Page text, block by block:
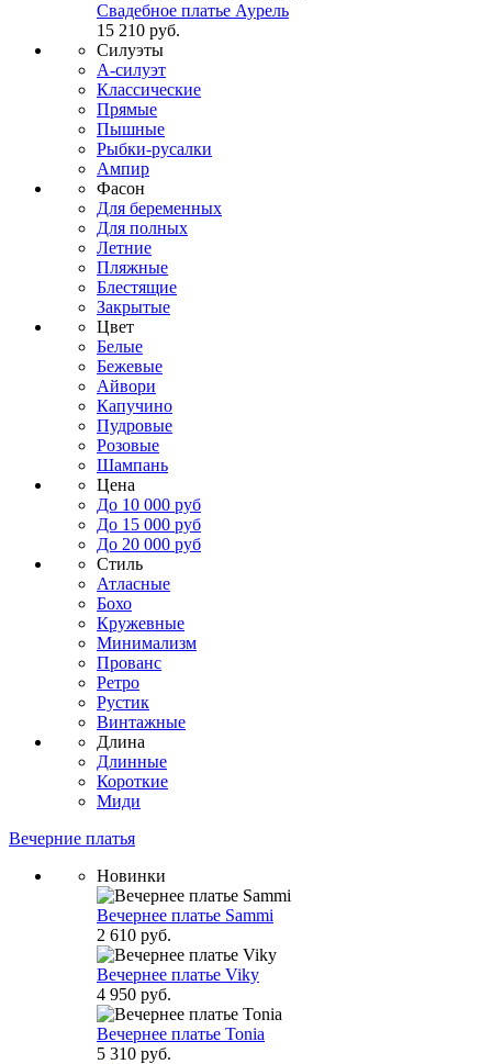
Свадебное платье Аурель
15 210 руб.
Силуэты
А-силуэт
Классические
Прямые
Пышные
Рыбки-русалки
Ампир
Фасон
Для беременных
Для полных
Летние
Пляжные
Блестящие
Закрытые
Цвет
Белые
Бежевые
Айвори
Капучино
Пудровые
Розовые
Шампань
Цена
До 10 000 руб
До 15 000 руб
До 20 000 руб
Стиль
Атласные
Бохо
Кружевные
Минимализм
Прованс
Ретро
Рустик
Винтажные
Длина
Длинные
Короткие
Миди
Вечерние платья
Новинки
Вечернее платье Sammi
2 610 руб.
Вечернее платье Viky
4 950 руб.
Вечернее платье Tonia
5 310 руб.